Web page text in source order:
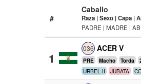
#
Caballo
Raza | Sexo | Capa |
PADRE | MADRE |
1
036 ACER V
PRE Macho Torda
URBEL II JUBATA